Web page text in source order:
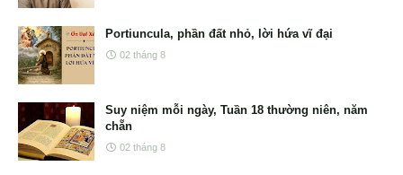
Portiuncula, phần đất nhỏ, lời hứa vĩ đại
02 tháng 8
Suy niệm mỗi ngày, Tuần 18 thường niên, năm
chẵn
02 tháng 8